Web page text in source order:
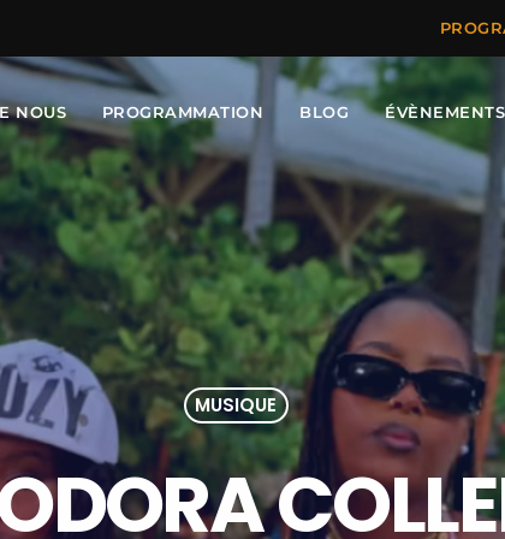
NOUS PROGRAMMATION BLOG ÉVÈNEMENTS
MUSIQUE